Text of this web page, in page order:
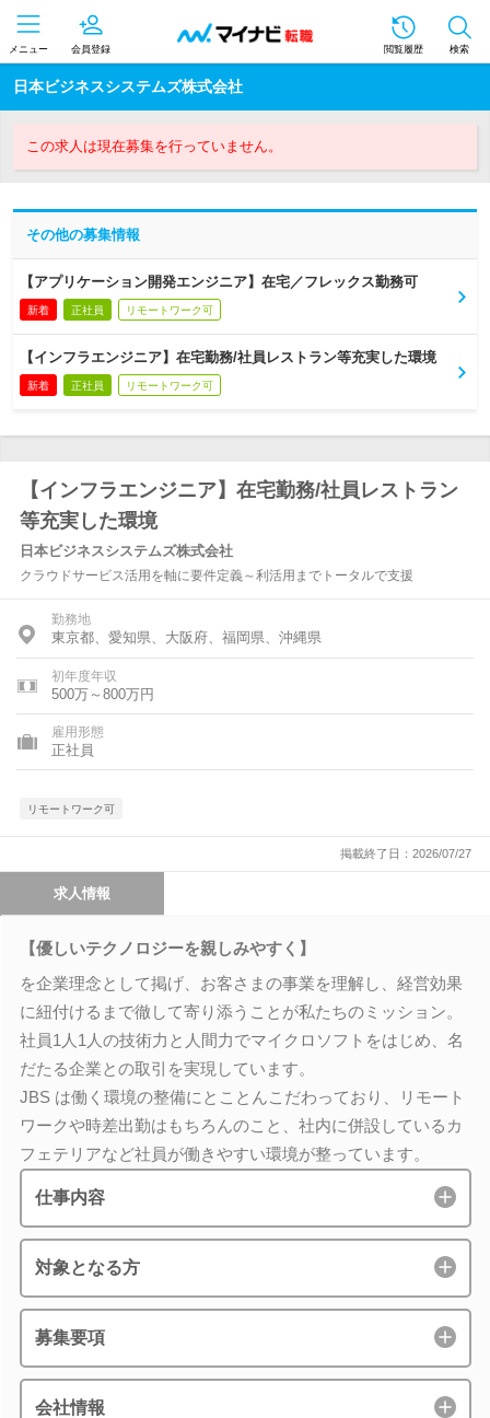
メニュー 会員登録 閲覧履歴 検索
日本ビジネスシステムズ株式会社
この求人は現在募集を行っていません。
その他の募集情報
【アプリケーション開発エンジニア】在宅／フレックス勤務可
新着 正社員 リモートワーク可
【インフラエンジニア】在宅勤務/社員レストラン等充実した環境
新着 正社員 リモートワーク可
【インフラエンジニア】在宅勤務/社員レストラン
等充実した環境
日本ビジネスシステムズ株式会社
クラウドサービス活用を軸に要件定義～利活用までトータルで支援
勤務地
東京都、愛知県、大阪府、福岡県、沖縄県
初年度年収
500万～800万円
雇用形態
正社員
リモートワーク可
掲載終了日：2026/07/27
求人情報
【優しいテクノロジーを親しみやすく】
を企業理念として掲げ、お客さまの事業を理解し、経営効果
に紐付けるまで徹して寄り添うことが私たちのミッション。
社員1人1人の技術力と人間力でマイクロソフトをはじめ、名
だたる企業との取引を実現しています。
JBS は働く環境の整備にとことんこだわっており、リモート
ワークや時差出勤はもちろんのこと、社内に併設しているカ
フェテリアなど社員が働きやすい環境が整っています。
仕事内容
対象となる方
募集要項
会社情報